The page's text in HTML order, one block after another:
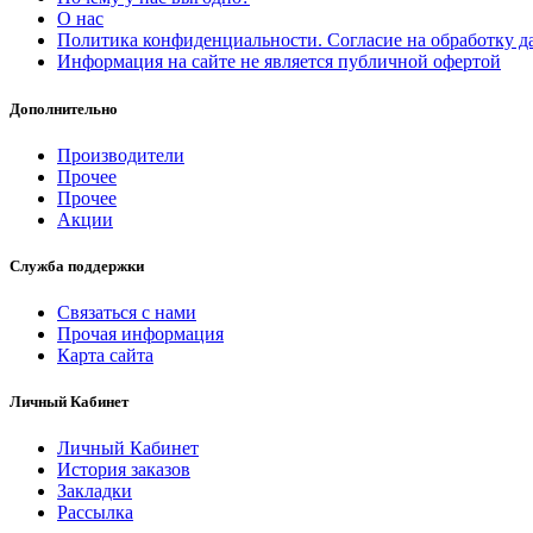
О нас
Политика конфиденциальности. Согласие на обработку
Информация на сайте не является публичной офертой
Дополнительно
Производители
Прочее
Прочее
Акции
Служба поддержки
Связаться с нами
Прочая информация
Карта сайта
Личный Кабинет
Личный Кабинет
История заказов
Закладки
Рассылка